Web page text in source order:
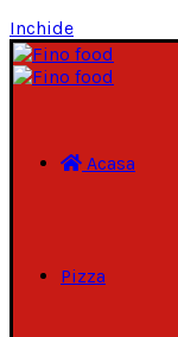
Inchide
Acasa
Pizza